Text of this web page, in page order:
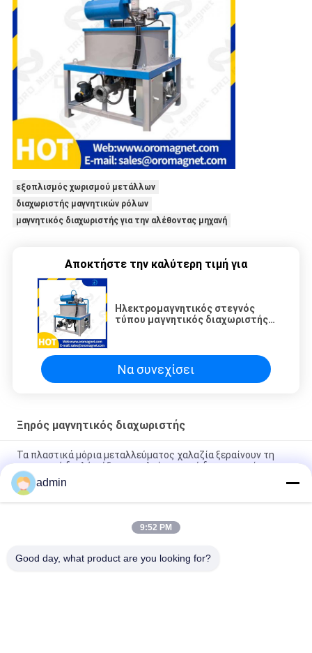
εξοπλισμός χωρισμού μετάλλων
διαχωριστής μαγνητικών ρόλων
μαγνητικός διαχωριστής για την αλέθοντας μηχανή
Αποκτήστε την καλύτερη τιμή για
Ηλεκτρομαγνητικός στεγνός
τύπου μαγνητικός διαχωριστής
κλασικού σπαρού
Να συνεχίσει
Ξηρός μαγνητικός διαχωριστής
Τα πλαστικά μόρια μεταλλεύματος χαλαζία ξεραίνουν τη
μαγνητική διπλή ψύξη πετρελαίου νερού διαχωριστών
2.5Τ ξηρός βιομηχανικός μαγνητικός διαχωριστής υψηλής
έντασης για σκόνη λεπτού μετάλλου
Σκονών υψηλής έντασης μαγνητικός διαχωριστών μόνος
admin
9:52 PM
Good day, what product are you looking for?